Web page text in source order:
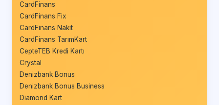
CardFinans
CardFinans Fix
CardFinans Nakit
CardFinans TarımKart
CepteTEB Kredi Kartı
Crystal
Denizbank Bonus
Denizbank Bonus Business
Diamond Kart